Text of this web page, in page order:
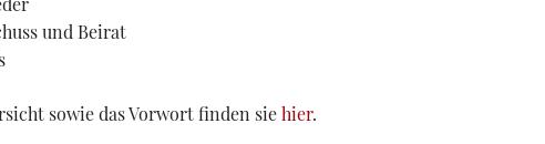
und Beirat
sowie das Vorwort finden siehier.